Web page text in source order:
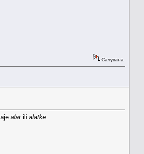
Сачувана
alat ili alatke